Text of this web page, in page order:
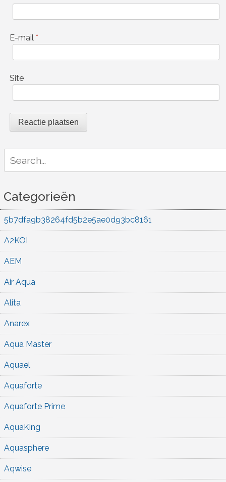
E-mail *
Site
for:
Categorieën
5b7dfa9b38264fd5b2e5ae0d93bc8161
A2KOI
AEM
Air Aqua
Alita
Anarex
Aqua Master
Aquael
Aquaforte
Aquaforte Prime
AquaKing
Aquasphere
Aqwise